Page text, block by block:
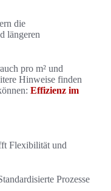
die
längeren
pro m² und
Hinweise finden
Effizienz im
Flexibilität und
Prozesse